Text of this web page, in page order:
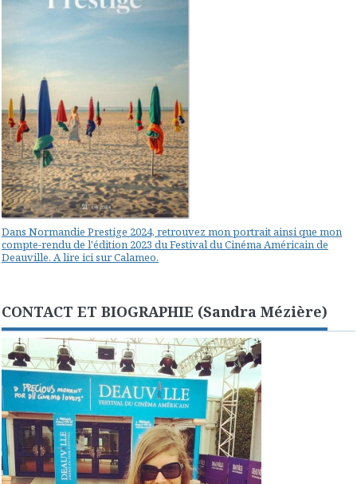
Dans Normandie Prestige 2024, retrouvez mon portrait ainsi que mon
compte-rendu de l'édition 2023 du Festival du Cinéma Américain de
Deauville. A lire ici sur Calameo.
CONTACT ET BIOGRAPHIE (Sandra Mézière)